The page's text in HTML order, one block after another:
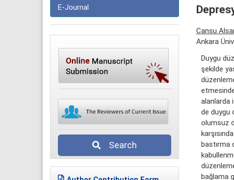
E-Journal
Search
Cansu
Ankara
Duygu
şekilde
alanlarda
de duygu
olumsuz
bastırma
bağlama